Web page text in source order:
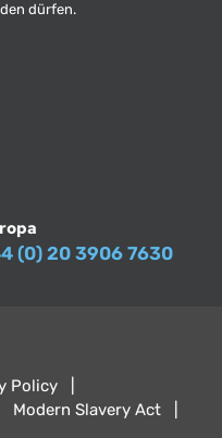
dürfen.
(0) 20 3906 7630
Policy
Modern Slavery Act